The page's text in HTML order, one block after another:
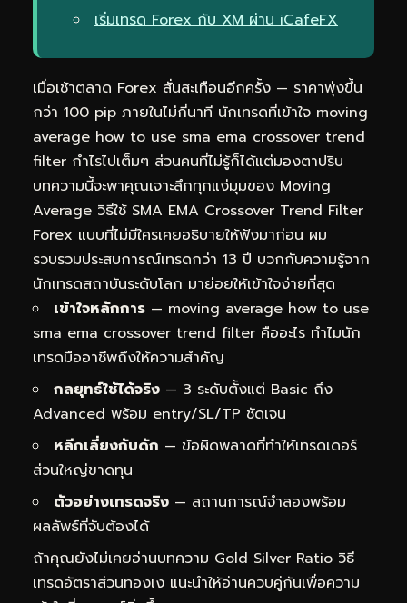
เริ่มเทรด Forex กับ XM ผ่าน iCafeFX
เมื่อเช้าตลาด Forex สั่นสะเทือนอีกครั้ง — ราคาพุ่งขึ้น
กว่า 100 pip ภายในไม่กี่นาที นักเทรดที่เข้าใจ moving
average how to use sma ema crossover trend
filter กำไรไปเต็มๆ ส่วนคนที่ไม่รู้ก็ได้แต่มองตาปริบ
บทความนี้จะพาคุณเจาะลึกทุกแง่มุมของ Moving
Average วิธีใช้ SMA EMA Crossover Trend Filter
Forex แบบที่ไม่มีใครเคยอธิบายให้ฟังมาก่อน ผม
รวบรวมประสบการณ์เทรดกว่า 13 ปี บวกกับความรู้จาก
นักเทรดสถาบันระดับโลก มาย่อยให้เข้าใจง่ายที่สุด
เข้าใจหลักการ — moving average how to use
sma ema crossover trend filter คืออะไร ทำไมนัก
เทรดมืออาชีพถึงให้ความสำคัญ
กลยุทธ์ใช้ได้จริง — 3 ระดับตั้งแต่ Basic ถึง
Advanced พร้อม entry/SL/TP ชัดเจน
หลีกเลี่ยงกับดัก — ข้อผิดพลาดที่ทำให้เทรดเดอร์
ส่วนใหญ่ขาดทุน
ตัวอย่างเทรดจริง — สถานการณ์จำลองพร้อม
ผลลัพธ์ที่จับต้องได้
ถ้าคุณยังไม่เคยอ่านบทความ Gold Silver Ratio วิธี
เทรดอัตราส่วนทองเง แนะนำให้อ่านควบคู่กันเพื่อความ